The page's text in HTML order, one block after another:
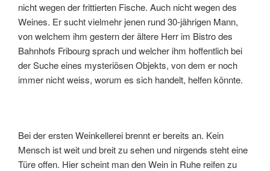
nicht wegen der frittierten Fische. Auch nicht wegen des
Weines. Er sucht vielmehr jenen rund 30-jährigen Mann,
von welchem ihm gestern der ältere Herr im Bistro des
Bahnhofs Fribourg sprach und welcher ihm hoffentlich bei
der Suche eines mysteriösen Objekts, von dem er noch
immer nicht weiss, worum es sich handelt, helfen könnte.
Bei der ersten Weinkellerei brennt er bereits an. Kein
Mensch ist weit und breit zu sehen und nirgends steht eine
Türe offen. Hier scheint man den Wein in Ruhe reifen zu